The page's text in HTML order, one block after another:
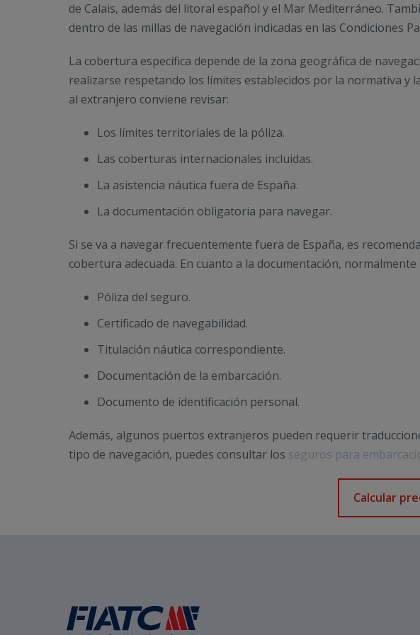
de Calais, además del litoral español y el Mar Mediterráneo.
dentro de las millas de navegación indicadas en las Condiciones
La cobertura específica depende de la zona geográfica de
realizarse respetando los límites establecidos por la normativa y
al extranjero conviene revisar:
Los límites territoriales de la póliza.
Las coberturas internacionales incluidas.
La asistencia náutica fuera de España.
La documentación obligatoria para navegar.
Si se va a navegar frecuentemente fuera de España, es
cobertura adecuada. En cuanto a la documentación, normalmente
Póliza del seguro.
Certificado de navegabilidad.
Titulación náutica correspondiente.
Documentación de la embarcación.
Documento de identificación personal.
Además, algunos puertos extranjeros pueden requerir
tipo de navegación, puedes consultar los seguros para
Calcular